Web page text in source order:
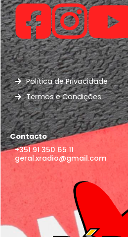
Política de Privacidade
Termos e Condições
Contacto
+351 91 350 65 11
geral.xradio@gmail.com